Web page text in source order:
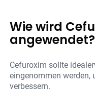
Wie wird
angewendet?
Cefuroxim sollte
eingenommen werden,
verbessern.